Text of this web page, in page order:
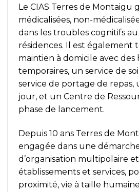
Le CIAS Terres de Montaigu
médicalisées, non-
dans les troubles cognitifs au
résidences. Il est également
maintien à domicile avec
temporaires, un service de
service de portage de repas,
jour, et un Centre de
phase de lancement.
Depuis 10 ans Terres de
engagée dans une
d’organisation multipolaire
établissements et services,
proximité, vie à taille